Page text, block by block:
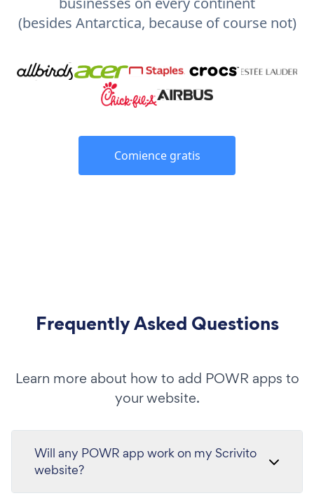
(besides Antarctica, because of course not)
Comience gratis
Frequently Asked Questions
Learn more about how to add POWR apps to
your website.
Will any POWR app work on my Scrivito
website?